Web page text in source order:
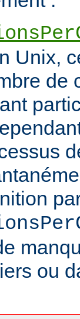
Unix,
de
ou